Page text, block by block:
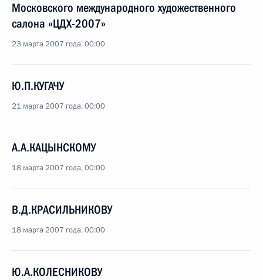
Московского международного художественного
салона «ЦДХ-2007»
23 марта 2007 года, 00:00
Ю.П.КУГАЧУ
21 марта 2007 года, 00:00
А.А.КАЦЫНСКОМУ
18 марта 2007 года, 00:00
В.Д.КРАСИЛЬНИКОВУ
18 марта 2007 года, 00:00
Ю.А.КОЛЕСНИКОВУ